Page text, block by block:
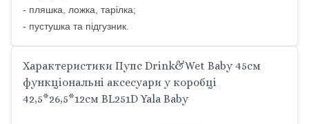
- пляшка, ложка, тарілка;
- пустушка та підгузник.
Характеристики Пупс Drink&Wet Baby 45см
функціональні аксесуари у коробці
42,5*26,5*12cм BL251D Yala Baby